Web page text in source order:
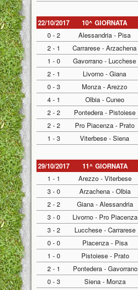
22/10/2017 10^ GIORNATA
0 - 2
Alessandria - Pisa
2 - 1
Carrarese - Arzachena
1 - 0
Gavorrano - Lucchese
2 - 1
Livorno - Giana
0 - 3
Monza - Arezzo
4 - 1
Olbia - Cuneo
2 - 2
Pontedera - Pistoiese
2 - 2
Pro Piacenza - Prato
1 - 3
Viterbese - Siena
29/10/2017 11^ GIORNATA
1 - 1
Arezzo - Viterbese
3 - 0
Arzachena - Olbia
2 - 2
Giana - Alessandria
3 - 0
Livorno - Pro Piacenza
3 - 2
Lucchese - Carrarese
0 - 0
Piacenza - Pisa
1 - 0
Pistoiese - Prato
2 - 1
Pontedera - Gavorrano
0 - 3
Siena - Monza